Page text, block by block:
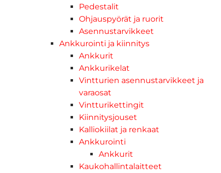
Pedestalit
Ohjauspyörät ja ruorit
Asennustarvikkeet
Ankkurointi ja kiinnitys
Ankkurit
Ankkurikelat
Vintturien asennustarvikkeet ja
varaosat
Vintturikettingit
Kiinnitysjouset
Kalliokiilat ja renkaat
Ankkurointi
Ankkurit
Kaukohallintalaitteet